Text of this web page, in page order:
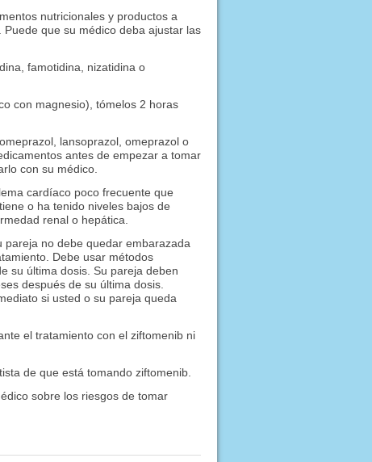
nutricionales y productos a
que su médico deba ajustar las
famotidina, nizatidina o
con magnesio), tómelos 2 horas
lansoprazol, omeprazol o
antes de empezar a tomar
con su médico.
cardíaco poco frecuente que
o ha tenido niveles bajos de
renal o hepática.
no debe quedar embarazada
Debe usar métodos
su última dosis. Su pareja deben
después de su última dosis.
si usted o su pareja queda
el tratamiento con el ziftomenib ni
de que está tomando ziftomenib.
sobre los riesgos de tomar